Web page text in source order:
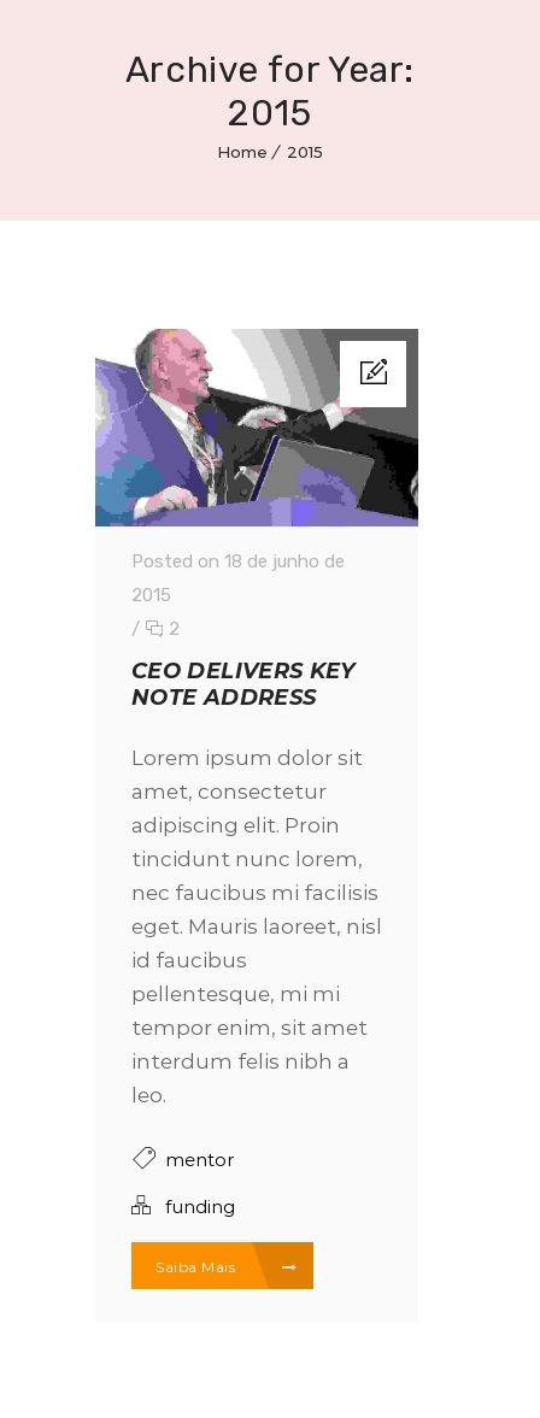
Archive for Year:
2015
Home 2015
Posted on 18 de junho de
2015
/
2
CEO DELIVERS KEY
NOTE ADDRESS
Lorem ipsum dolor sit
amet, consectetur
adipiscing elit. Proin
tincidunt nunc lorem,
nec faucibus mi facilisis
eget. Mauris laoreet, nisl
id faucibus
pellentesque, mi mi
tempor enim, sit amet
interdum felis nibh a
leo.
mentor
funding
Saiba Mais